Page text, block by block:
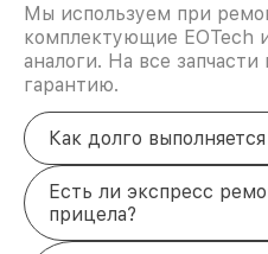
Мы используем при
комплектующие EOTech
аналоги. На все
гарантию.
Как долго
Есть ли экспресс
прицела?